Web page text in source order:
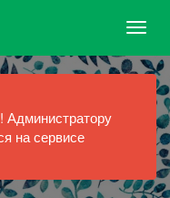
Администратору
на сервисе